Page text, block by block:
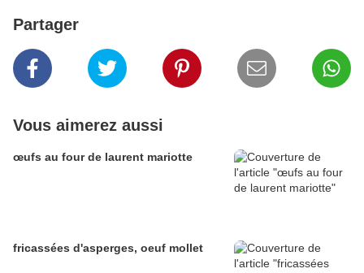
Partager
Vous aimerez aussi
œufs au four de laurent mariotte
fricassées d'asperges, oeuf mollet